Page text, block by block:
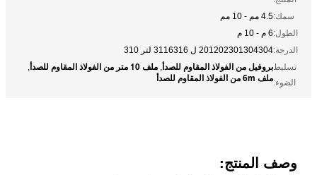
سمك:4.5 مم - 10 مم
الطول:6 م - 10 م
الدرجة:201202301304304 ل 3116316 لتر 310
تسليط
الضوء:
بروفيل من الفولاذ المقاوم للصدأ, ملف 10 متر من الفولاذ المقاوم للصدأ ,
ملف 6m من الفولاذ المقاوم للصدأ
وصف المنتج: